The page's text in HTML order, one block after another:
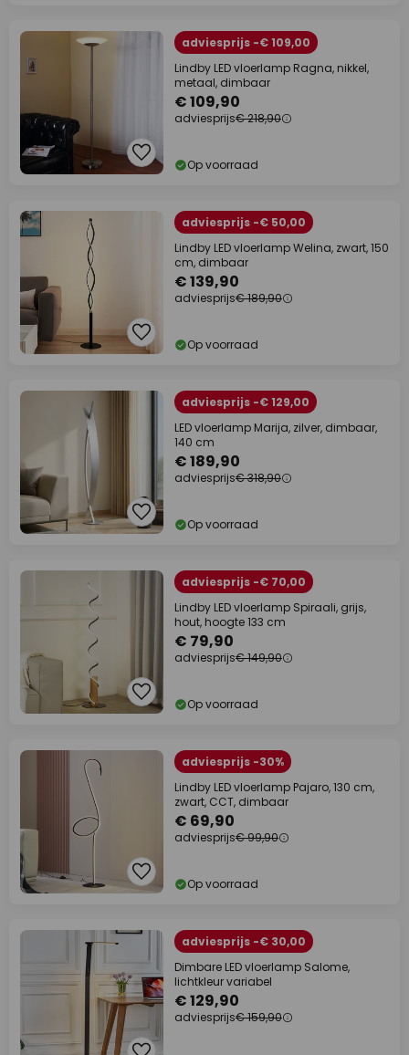
adviesprijs -€ 109,00
Lindby LED vloerlamp Ragna, nikkel,
metaal, dimbaar
€ 109,90
adviesprijs€ 218,90
Op voorraad
adviesprijs -€ 50,00
Lindby LED vloerlamp Welina, zwart, 150
cm, dimbaar
€ 139,90
adviesprijs€ 189,90
Op voorraad
adviesprijs -€ 129,00
LED vloerlamp Marija, zilver, dimbaar,
140 cm
€ 189,90
adviesprijs€ 318,90
Op voorraad
adviesprijs -€ 70,00
Lindby LED vloerlamp Spiraali, grijs,
hout, hoogte 133 cm
€ 79,90
adviesprijs€ 149,90
Op voorraad
adviesprijs -30%
Lindby LED vloerlamp Pajaro, 130 cm,
zwart, CCT, dimbaar
€ 69,90
adviesprijs€ 99,90
Op voorraad
adviesprijs -€ 30,00
Dimbare LED vloerlamp Salome,
lichtkleur variabel
€ 129,90
adviesprijs€ 159,90